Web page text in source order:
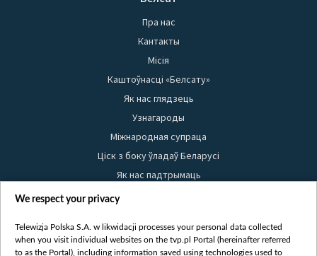
Пра нас
Кантакты
Місія
Каштоўнасці «Белсату»
Як нас глядзець
Узнагароды
Міжнародная супраца
Ціск з боку ўладаў Беларусі
Як нас падтрымаць
Правілы выкарыстання матэрыялаў
Бяспека
Youtube
We respect your privacy
Telewizja Polska S.A. w likwidacji processes your personal data collected
when you visit individual websites on the tvp.pl Portal (hereinafter referred
to as the Portal), including information saved using technologies used to